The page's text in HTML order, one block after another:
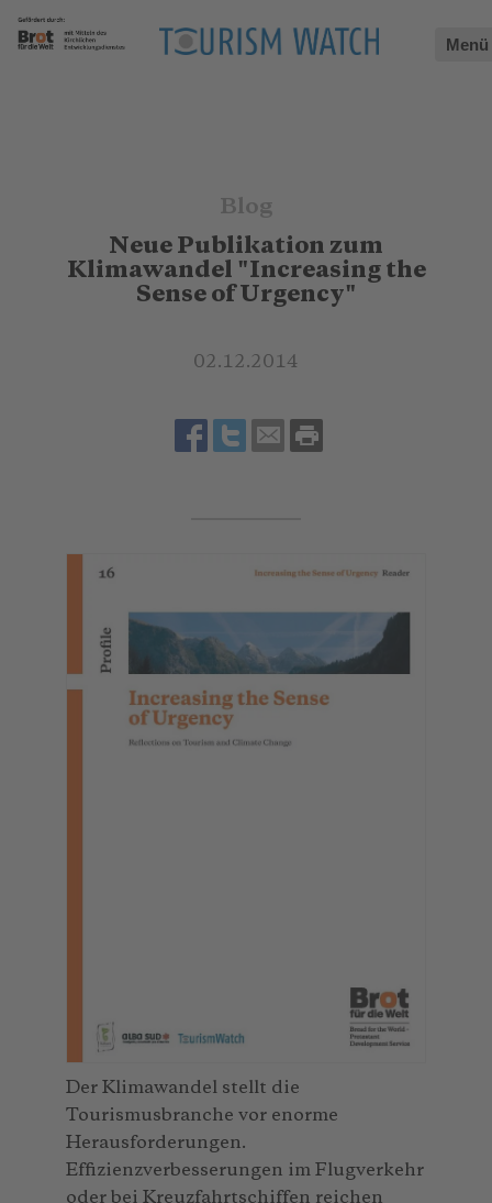
Menü
Blog
Neue Publikation zum
Klimawandel "Increasing the
Sense of Urgency"
02.12.2014
Der Klimawandel stellt die
Tourismusbranche vor enorme
Herausforderungen.
Effizienzverbesserungen im Flugverkehr
oder bei Kreuzfahrtschiffen reichen